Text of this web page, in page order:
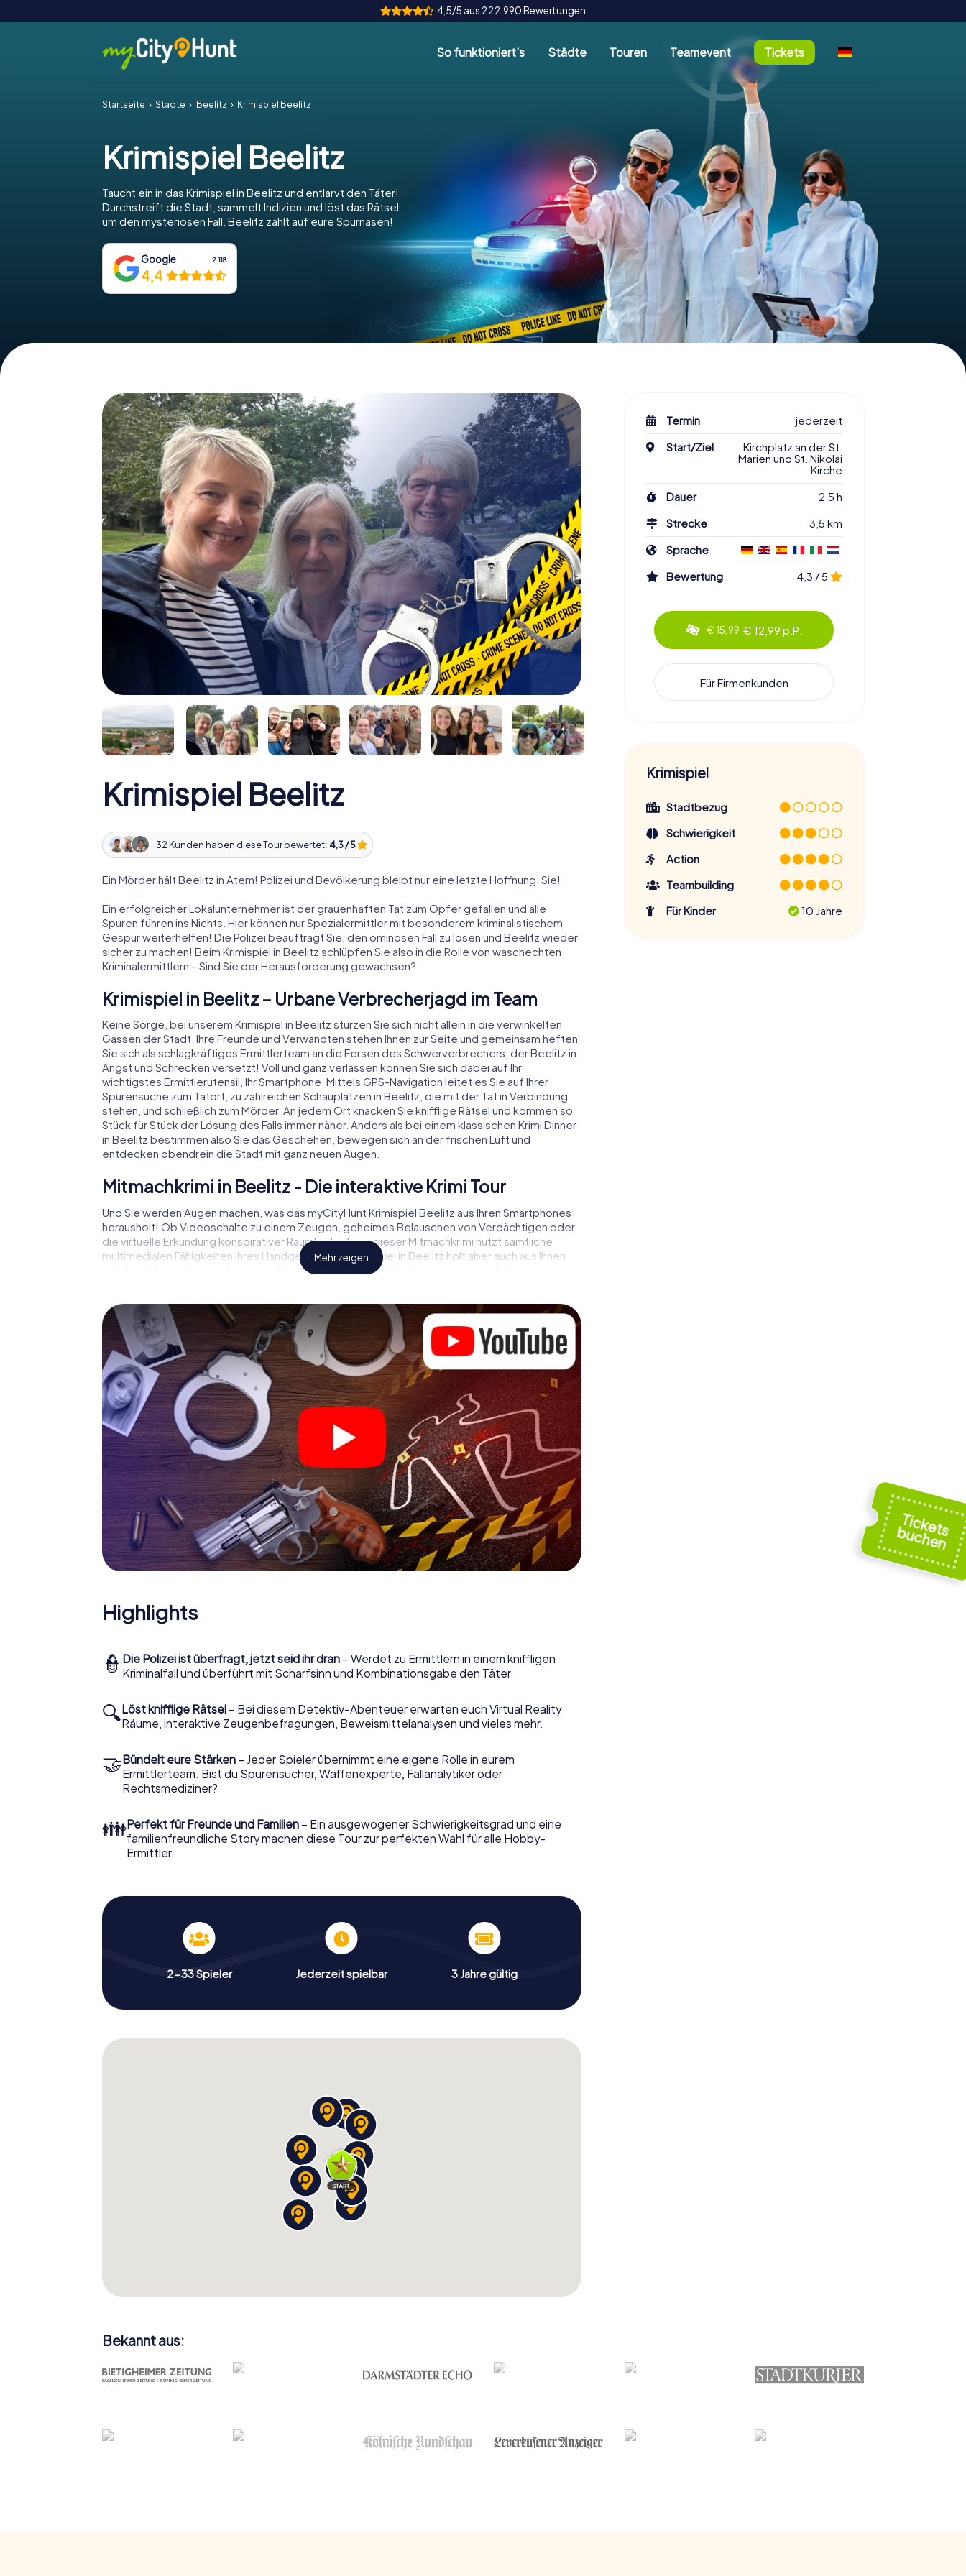
4,5/5 aus 222.990 Bewertungen
So funktioniert's Städte Touren Teamevent Tickets
Startseite Städte Beelitz Krimispiel Beelitz
Krimispiel Beelitz
Taucht ein in das Krimispiel in Beelitz und entlarvt den Täter!
Durchstreift die Stadt, sammelt Indizien und löst das Rätsel
um den mysteriösen Fall. Beelitz zählt auf eure Spürnasen!
Google 2.118
4,4
Krimispiel Beelitz
32 Kunden haben diese Tour bewertet: 4,3 / 5
Ein Mörder hält Beelitz in Atem! Polizei und Bevölkerung bleibt nur eine letzte Hoffnung: Sie!
Ein erfolgreicher Lokalunternehmer ist der grauenhaften Tat zum Opfer gefallen und alle
Spuren führen ins Nichts. Hier können nur Spezialermittler mit besonderem kriminalistischem
Gespür weiterhelfen! Die Polizei beauftragt Sie, den ominösen Fall zu lösen und Beelitz wieder
sicher zu machen! Beim Krimispiel in Beelitz schlüpfen Sie also in die Rolle von waschechten
Kriminalermittlern – Sind Sie der Herausforderung gewachsen?
Krimispiel in Beelitz – Urbane Verbrecherjagd im Team
Keine Sorge, bei unserem Krimispiel in Beelitz stürzen Sie sich nicht allein in die verwinkelten
Gassen der Stadt. Ihre Freunde und Verwandten stehen Ihnen zur Seite und gemeinsam heften
Sie sich als schlagkräftiges Ermittlerteam an die Fersen des Schwerverbrechers, der Beelitz in
Angst und Schrecken versetzt! Voll und ganz verlassen können Sie sich dabei auf Ihr
wichtigstes Ermittlerutensil, Ihr Smartphone. Mittels GPS-Navigation leitet es Sie auf Ihrer
Spurensuche zum Tatort, zu zahlreichen Schauplätzen in Beelitz, die mit der Tat in Verbindung
stehen, und schließlich zum Mörder. An jedem Ort knacken Sie knifflige Rätsel und kommen so
Stück für Stück der Lösung des Falls immer näher. Anders als bei einem klassischen Krimi Dinner
in Beelitz bestimmen also Sie das Geschehen, bewegen sich an der frischen Luft und
entdecken obendrein die Stadt mit ganz neuen Augen.
Mitmachkrimi in Beelitz - Die interaktive Krimi Tour
Und Sie werden Augen machen, was das myCityHunt Krimispiel Beelitz aus Ihren Smartphones
herausholt! Ob Videoschalte zu einem Zeugen, geheimes Belauschen von Verdächtigen oder
die virtuelle Erkundung konspirativer Räumlichkeiten – dieser Mitmachkrimi nutzt sämtliche
multimedialen Fähigkeiten Ihres Handgeräts. Das Krimispiel in Beelitz holt aber auch aus Ihnen
und Ihren Mitstreitern verborgene Talente heraus! Sie schlüpfen in spannende Rollen und
die Ihrem jeweiligem Charakter entsprechen und dem Schlagwort „Abwechslungsreichtum“ an
ganz neue Bedeutung verleihen.
Das Krimispiel in Beelitz kann beginnen!
Nun fehlt Ihnen nur noch eine Kleinigkeit, um mit Ihren Ermittlungen in Beelitz zu starten: Ihr
Ticketcode! Ordern Sie ihn mit wenigen Klicks in unserem Ticketshop, schon in wenigen
Minuten finden Sie ihn in Ihrem eMail-Postfach. Jetzt starten Sie Ihren Online-Browser, geben
Ihren Code ein – und sind startklar!
Worauf warten Sie noch? Beelitz zählt auf Sie!
Mehr zeigen
Highlights
👮 Die Polizei ist überfragt, jetzt seid ihr dran – Werdet zu Ermittlern in einem kniffligen
Kriminalfall und überführt mit Scharfsinn und Kombinationsgabe den Täter.
🔍Löst knifflige Rätsel – Bei diesem Detektiv-Abenteuer erwarten euch Virtual Reality
Räume, interaktive Zeugenbefragungen, Beweismittelanalysen und vieles mehr.
🤝Bündelt eure Stärken – Jeder Spieler übernimmt eine eigene Rolle in eurem
Ermittlerteam. Bist du Spurensucher, Waffenexperte, Fallanalytiker oder
Rechtsmediziner?
👪Perfekt für Freunde und Familien – Ein ausgewogener Schwierigkeitsgrad und eine
familienfreundliche Story machen diese Tour zur perfekten Wahl für alle Hobby-
Ermittler.
2-33 Spieler Jederzeit spielbar 3 Jahre gültig
Termin
jederzeit
Start/Ziel
Kirchplatz an der St.
Marien und St. Nikolai
Kirche
Dauer
2,5 h
Strecke
3,5 km
Sprache
Bewertung
4,3 / 5
€ 15,99 € 12,99 p.P.
Für Firmenkunden
Krimispiel
Stadtbezug
Schwierigkeit
Action
Teambuilding
Für Kinder
10 Jahre
Bekannt aus: